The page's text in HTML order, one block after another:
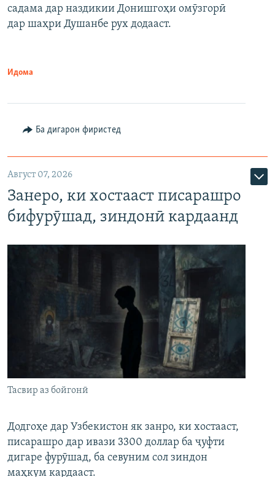
садама дар наздикии Донишгоҳи омӯзгорӣ
дар шаҳри Душанбе рух додааст.
Идома
Ба дигарон фиристед
Август 07, 2026
Занеро, ки хостааст писарашро
бифурӯшад, зиндонӣ кардаанд
Тасвир аз бойгонӣ
Додгоҳе дар Узбекистон як занро, ки хостааст,
писарашро дар ивази 3300 доллар ба ҷуфти
дигаре фурӯшад, ба севуним сол зиндон
маҳкум кардааст.